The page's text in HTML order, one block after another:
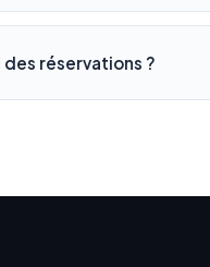
réservations ?